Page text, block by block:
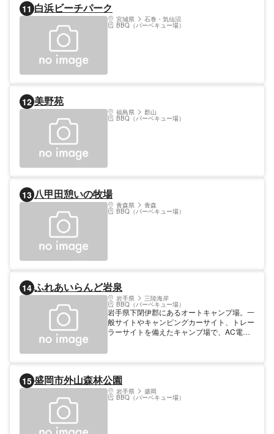
がら散策ができる。デザイナーズシェアホス
テル「庭のとまり」は「ふくろう」「かわせ
み」の2棟。ステーキハウスも備える。
11 白浜ビーチパーク
宮城県 石巻・気仙沼
BBQ（バーベキュー場）
12 美野苑
福島県 郡山
BBQ（バーベキュー場）
13 八甲田憩いの牧場
青森県 青森
BBQ（バーベキュー場）
14 ふれあいらんど岩泉
岩手県 三陸海岸
BBQ（バーベキュー場）
岩手県下閉伊郡にあるオートキャンプ場。一
般サイトやキャンピングカーサイト、トレー
ラーサイトを備えたキャンプ場で、AC電源
トレイン日本海」も宿泊施設として利用で
き、寝台列車で風情ある宿泊も楽しめる。
15 盛岡市外山森林公園
岩手県 盛岡
BBQ（バーベキュー場）